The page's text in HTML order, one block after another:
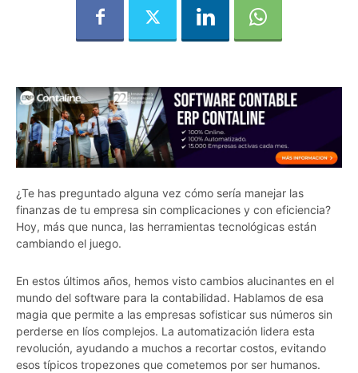
¿Te has preguntado alguna vez cómo sería manejar las
finanzas de tu empresa sin complicaciones y con eficiencia?
Hoy, más que nunca, las herramientas tecnológicas están
cambiando el juego.
En estos últimos años, hemos visto cambios alucinantes en el
mundo del software para la contabilidad. Hablamos de esa
magia que permite a las empresas sofisticar sus números sin
perderse en líos complejos. La automatización lidera esta
revolución, ayudando a muchos a recortar costos, evitando
esos típicos tropezones que cometemos por ser humanos.